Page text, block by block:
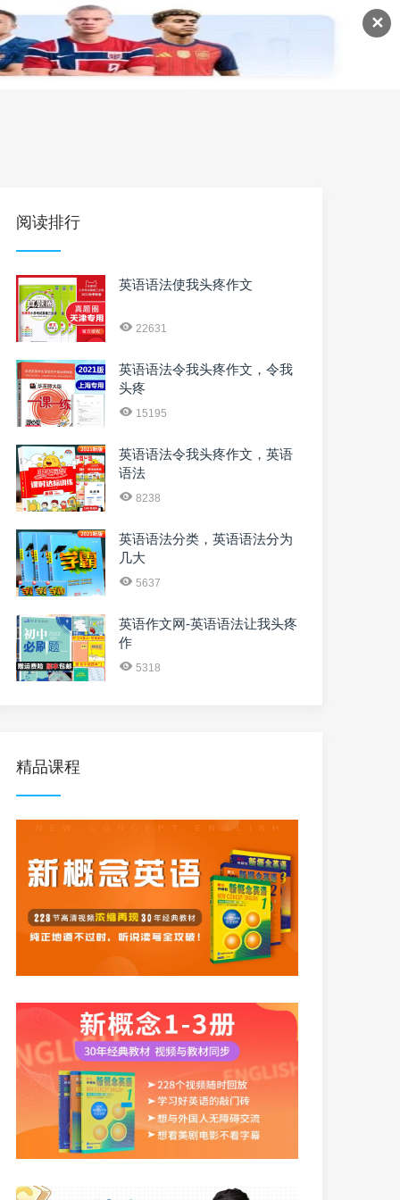
✕
英语课程 英语资料
阅读排行
英语语法使我头疼作文
22631
英语语法令我头疼作文，令我
头疼
15195
英语语法令我头疼作文，英语
语法
8238
英语语法分类，英语语法分为
几大
5637
英语作文网-英语语法让我头疼
作
5318
精品课程